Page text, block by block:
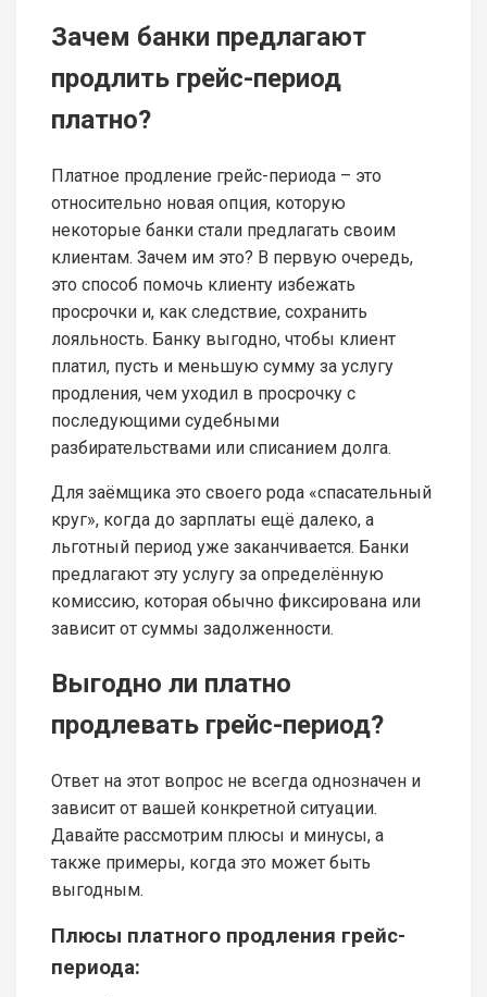
Зачем банки предлагают
продлить грейс-период
платно?
Платное продление грейс-периода – это
относительно новая опция, которую
некоторые банки стали предлагать своим
клиентам. Зачем им это? В первую очередь,
это способ помочь клиенту избежать
просрочки и, как следствие, сохранить
лояльность. Банку выгодно, чтобы клиент
платил, пусть и меньшую сумму за услугу
продления, чем уходил в просрочку с
последующими судебными
разбирательствами или списанием долга.
Для заёмщика это своего рода «спасательный
круг», когда до зарплаты ещё далеко, а
льготный период уже заканчивается. Банки
предлагают эту услугу за определённую
комиссию, которая обычно фиксирована или
зависит от суммы задолженности.
Выгодно ли платно
продлевать грейс-период?
Ответ на этот вопрос не всегда однозначен и
зависит от вашей конкретной ситуации.
Давайте рассмотрим плюсы и минусы, а
также примеры, когда это может быть
выгодным.
Плюсы платного продления грейс-
периода: